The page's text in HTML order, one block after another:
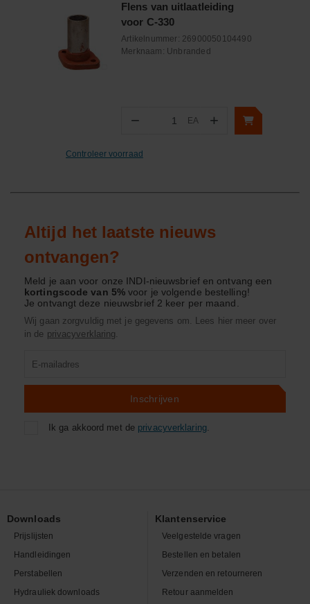
Flens van uitlaatleiding
voor C-330
Artikelnummer: 26900050104490
Merknaam: Unbranded
− Aantal
EA +
Controleer voorraad
Altijd het laatste nieuws
ontvangen?
Meld je aan voor onze INDI-nieuwsbrief en ontvang een
kortingscode van 5%voor je volgende bestelling!
Je ontvangt deze nieuwsbrief 2 keer per maand.
Wij gaan zorgvuldig met je gegevens om. Lees hier meer over
in de privacyverklaring.
Inschrijven
Ik ga akkoord met de privacyverklaring.
Downloads
Prijslijsten
Handleidingen
Perstabellen
Hydrauliek downloads
Klantenservice
Veelgestelde vragen
Bestellen en betalen
Verzenden en retourneren
Retour aanmelden